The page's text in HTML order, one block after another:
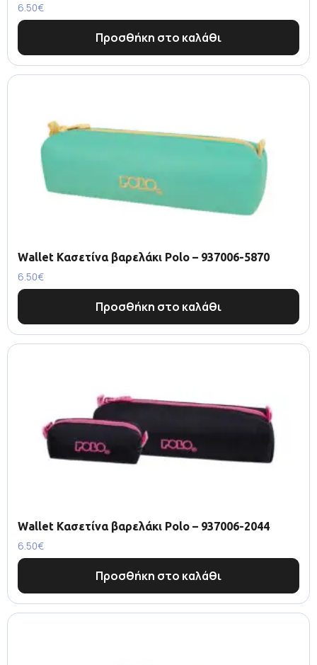
6.50€
Προσθήκη στο καλάθι
Wallet Κασετίνα βαρελάκι Polo – 937006-5870
6.50€
Προσθήκη στο καλάθι
Wallet Κασετίνα βαρελάκι Polo – 937006-2044
6.50€
Προσθήκη στο καλάθι